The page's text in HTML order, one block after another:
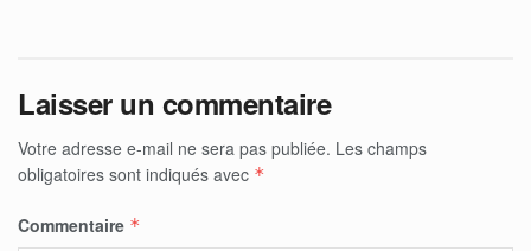
Laisser un commentaire
Votre adresse e-mail ne sera pas publiée. Les champs
obligatoires sont indiqués avec *
Commentaire *